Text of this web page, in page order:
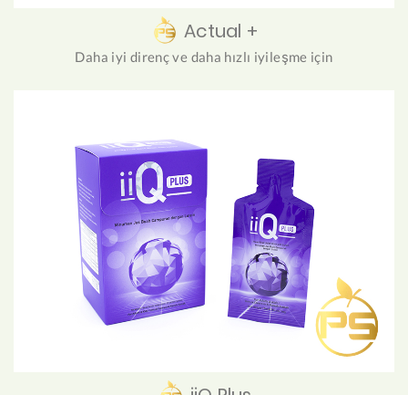
Actual +
Daha iyi direnç ve daha hızlı iyileşme için